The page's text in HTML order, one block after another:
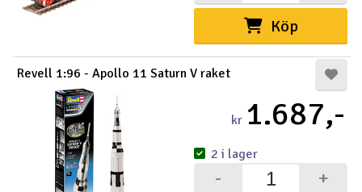
Köp
Revell 1:96 - Apollo 11 Saturn V raket
kr 1.687,-
+
-
2 i lager